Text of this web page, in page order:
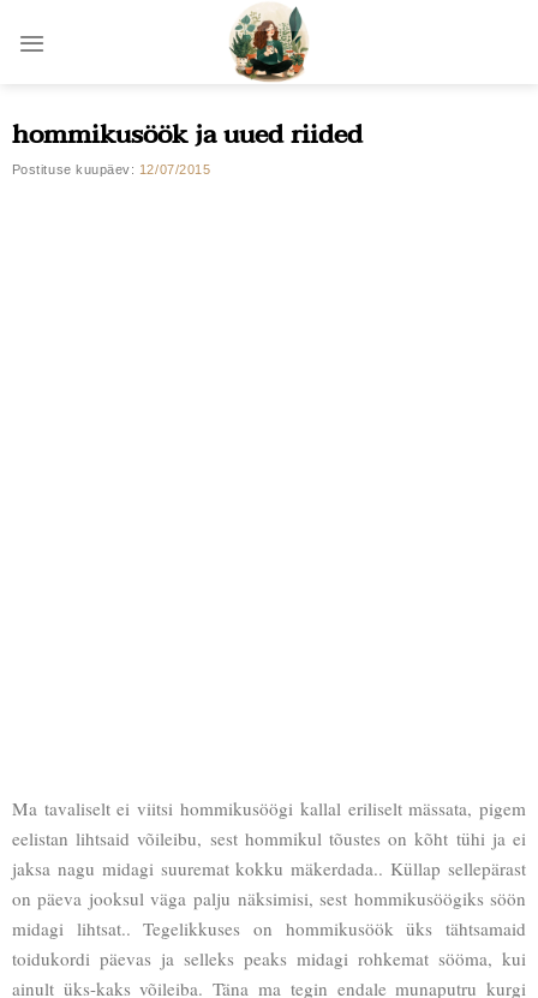
hommikusöök ja uued riided
Postituse kuupäev: 12/07/2015
Ma tavaliselt ei viitsi hommikusöögi kallal eriliselt mässata, pigem
eelistan lihtsaid võileibu, sest hommikul tõustes on kõht tühi ja ei
jaksa nagu midagi suuremat kokku mäkerdada.. Küllap sellepärast
on päeva jooksul väga palju näksimisi, sest hommikusöögiks söön
midagi lihtsat.. Tegelikkuses on hommikusöök üks tähtsamaid
toidukordi päevas ja selleks peaks midagi rohkemat sööma, kui
ainult üks-kaks võileiba. Täna ma tegin endale munaputru kurgi